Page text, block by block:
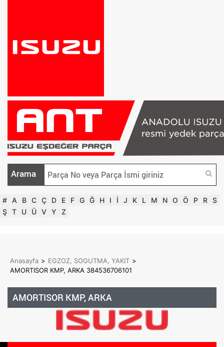
Arama
# A B C Ç D E F G Ğ H I İ J K L M N O Ö P R S
Ş T U Ü V Y Z
Anasayfa > EGZOZ, SOGUTMA, YAKIT >
AMORTISOR KMP, ARKA 384536706101
AMORTISOR KMP, ARKA